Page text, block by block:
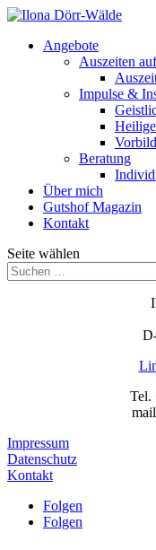
Angebote
Auszeiten
Impulse &
Beratung
Über mich
Gutshof Magazin
Kontakt
Seite wählen
Tel.
Impressum
Datenschutz
Kontakt
Folgen
Folgen